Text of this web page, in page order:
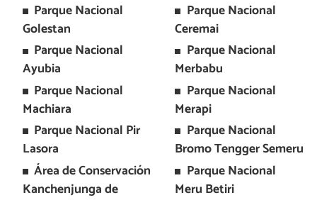
Parque Nacional
Golestan
Parque Nacional
Ayubia
Parque Nacional
Machiara
Parque Nacional Pir
Lasora
Área de Conservación
Kanchenjunga de
Parque Nacional
Ceremai
Parque Nacional
Merbabu
Parque Nacional
Merapi
Parque Nacional
Bromo Tengger Semeru
Parque Nacional
Meru Betiri